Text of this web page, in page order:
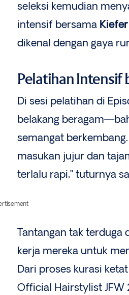
seleksi kemudian
intensif bersama
dikenal dengan gaya
Pelatihan Intensif
Di sesi pelatihan di
belakang
semangat
masukan jujur dan
terlalu rapi,” tuturnya
Tantangan tak terduga
kerja mereka untuk
Dari proses kurasi
Official Hairstylist JFW